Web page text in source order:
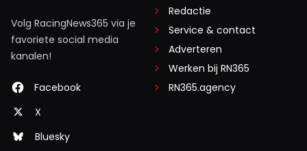
Volg RacingNews365 via je
favoriete social media
kanalen!
Facebook
X
Bluesky
Redactie
Service & contact
Adverteren
Werken bij RN365
RN365.agency